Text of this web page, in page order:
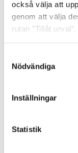
också välja att
genom att välja
rutan ”Tillåt
"Visa detaljer"
hur vi och våra
Nödvändiga
Inställningar
Statistik
Basket
Vill du ha en
Elitsatsningen
Södertälje